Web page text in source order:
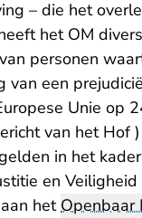
– die het
het OM
personen
een
Unie op
van het Hof
in het
en
hetOpenbaar